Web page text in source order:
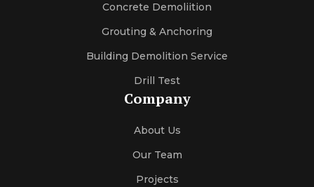
Concrete Demoliition
Grouting & Anchoring
Building Demolition Service
Drill Test
Company
About Us
Our Team
Projects